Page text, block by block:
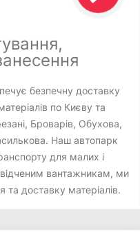
безпечну доставку
по Києву та
Броварів, Обухова,
Наш автопарк
для малих і
вантажникам, ми
та доставку матеріалів.